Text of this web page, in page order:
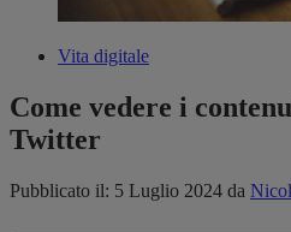
Vita digitale
Come vedere i
Twitter
Pubblicato il: 5 Luglio 2024 da